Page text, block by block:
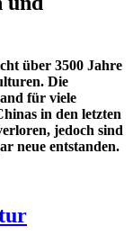
über 3500 Jahre
Die
für viele
in den letzten
jedoch sind
neue entstanden.